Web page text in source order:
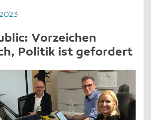
Vorzeichen
Politik ist gefordert